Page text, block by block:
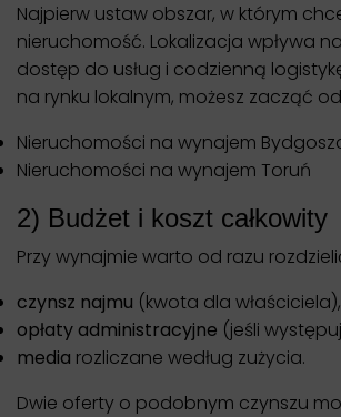
Najpierw ustaw obszar, w którym
nieruchomość. Lokalizacja wpływa
dostęp do usług i codzienną
na rynku lokalnym, możesz zacząć
Nieruchomości na wynajem
Nieruchomości na wynajem Toruń
2) Budżet i koszt całkowity
Przy wynajmie warto od razu
czynsz najmu (kwota dla właściciela),
opłaty administracyjne (jeśli
media rozliczane według zużycia.
Dwie oferty o podobnym czynszu